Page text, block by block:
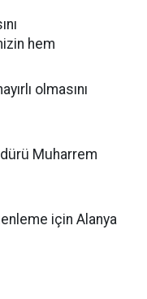
hem
olmasını
Muharrem
için Alanya